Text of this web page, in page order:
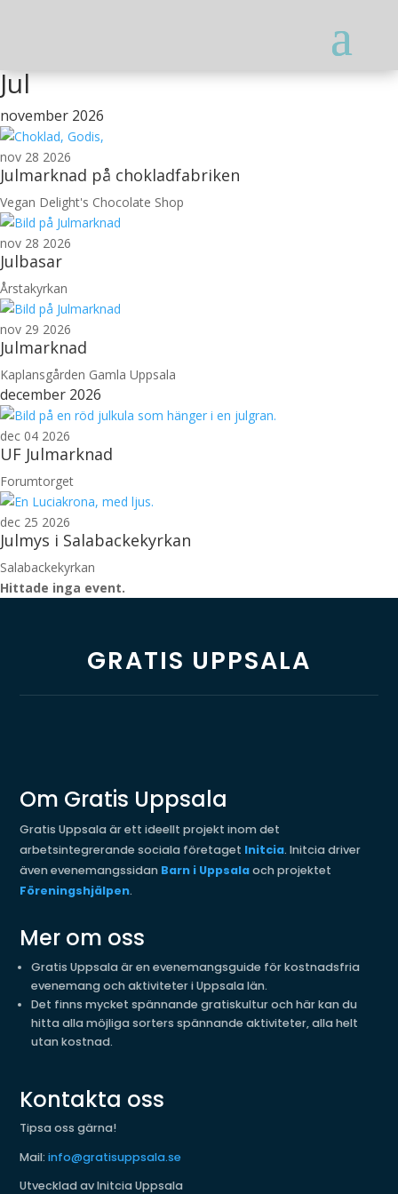
Jul
november 2026
nov 28 2026
Julmarknad på chokladfabriken
Vegan Delight's Chocolate Shop
nov 28 2026
Julbasar
Årstakyrkan
nov 29 2026
Julmarknad
Kaplansgården Gamla Uppsala
december 2026
dec 04 2026
UF Julmarknad
Forumtorget
dec 25 2026
Julmys i Salabackekyrkan
Salabackekyrkan
Hittade inga event.
GRATIS UPPSALA
Om Gratis Uppsala
Gratis Uppsala är ett ideellt projekt inom det
arbetsintegrerande sociala företaget Initcia. Initcia driver
även evenemangssidan Barn i Uppsalaoch projektet
Föreningshjälpen.
Mer om oss
Gratis Uppsala är en evenemangsguide för kostnadsfria
evenemang och aktiviteter i Uppsala län.
Det finns mycket spännande gratiskultur och här kan du
hitta alla möjliga sorters spännande aktiviteter, alla helt
utan kostnad.
Kontakta oss
Tipsa oss gärna!
Mail:info@gratisuppsala.se
Utvecklad av Initcia Uppsala